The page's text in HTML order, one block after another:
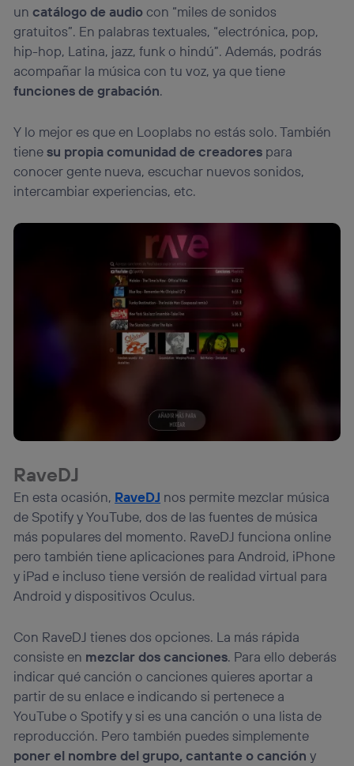
uncatálogo de audiocon “miles de sonidos
gratuitos”. En palabras textuales, “electrónica, pop,
hip-hop, Latina, jazz, funk o hindú”. Además, podrás
acompañar la música con tu voz, ya que tiene
funciones de grabación.
Y lo mejor es que en Looplabs no estás solo. También
tienesu propia comunidad de creadores para
conocer gente nueva, escuchar nuevos sonidos,
intercambiar experiencias, etc.
RaveDJ
En esta ocasión, RaveDJ nos permite mezclar música
de Spotify y YouTube, dos de las fuentes de música
más populares del momento. RaveDJ funciona online
pero también tiene aplicaciones para Android, iPhone
y iPad e incluso tiene versión de realidad virtual para
Android y dispositivos Oculus.
Con RaveDJ tienes dos opciones. La más rápida
consiste en mezclar dos canciones. Para ello deberás
indicar qué canción o canciones quieres aportar a
partir de su enlace e indicando si pertenece a
YouTube o Spotify y si es una canción o una lista de
reproducción. Pero también puedes simplemente
poner el nombre del grupo, cantante o canción y